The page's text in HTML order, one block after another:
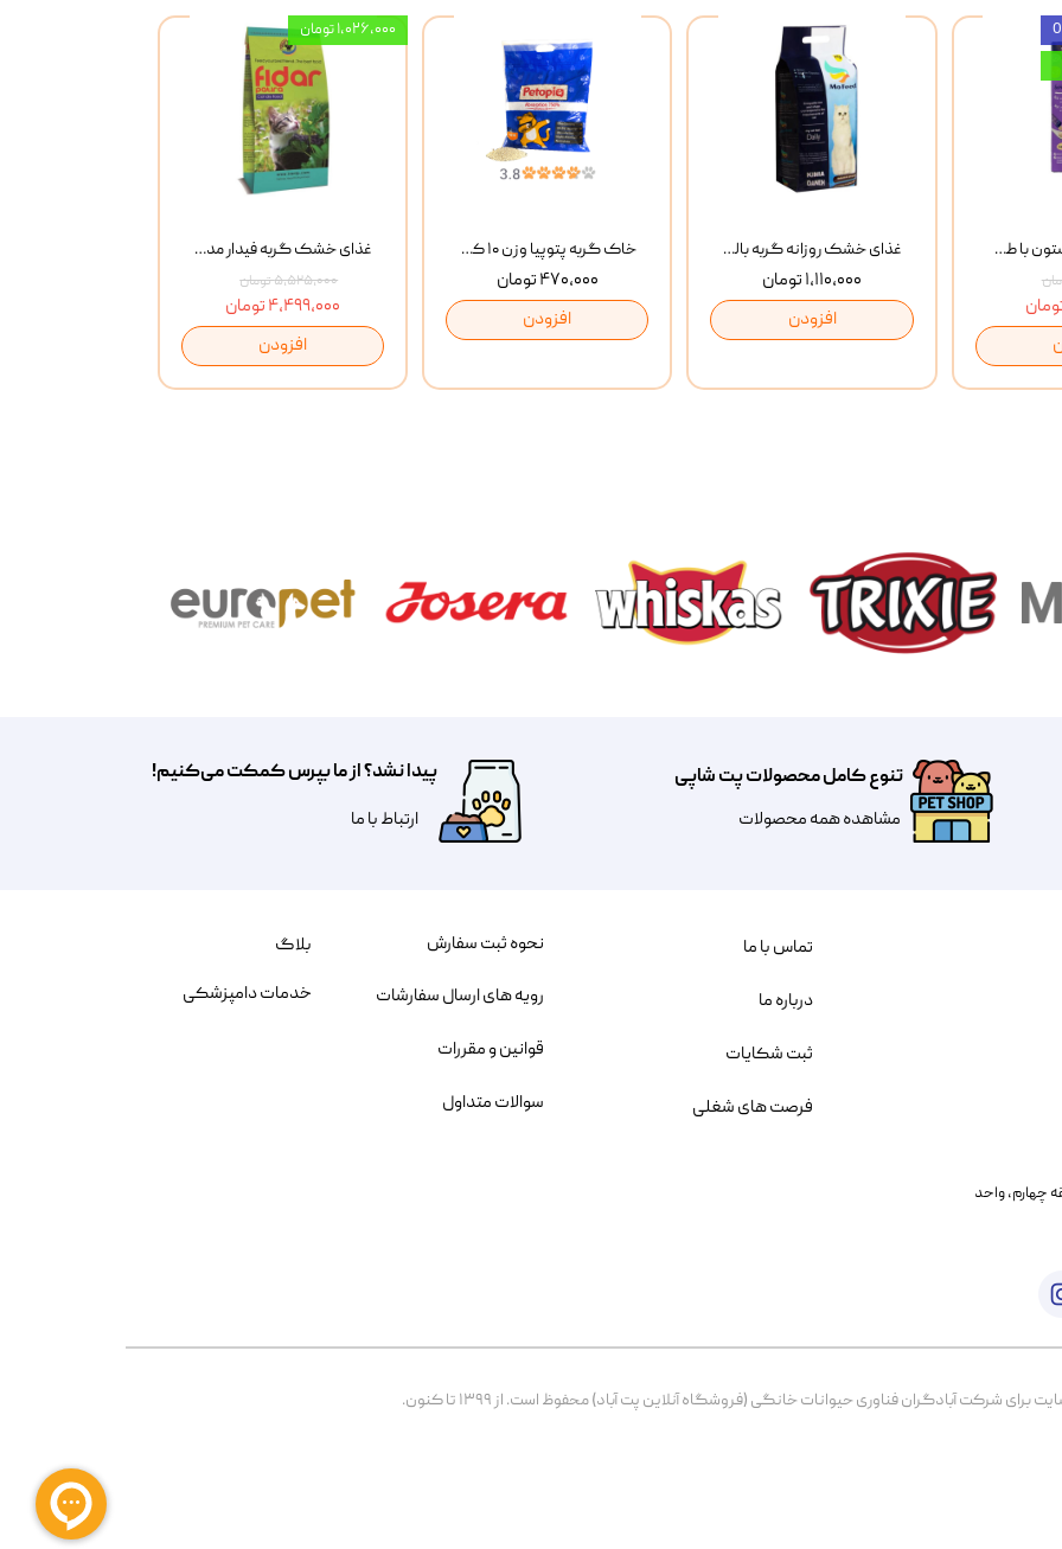
غذای خشک گربه فیدار مدل Adult وزن 10 کیلوگرم
۵,۵۲۵,۰۰۰ تومان
۴,۴۹۹,۰۰۰ تومان
افزودن
۱,۰۲۶,۰۰۰ تومان
خاک گربه پتوپیا وزن ۱۰ کیلوگرم
۴۷۰,۰۰۰ تومان
افزودن
غذای خشک روزانه گربه بالغ مفید MoFeed Adult Daily Cat Food وزن 2 کیلوگرم
۱,۱۱۰,۰۰۰ تومان
افزودن
بستنی گربه وینستون با طعم مرغ و ماهی Winstone Chicken & Fish بسته 8 عددی
تنوع کامل محصولات پت شاپی
مشاهده همه محصولات
پیدا نشد؟ از ما بپرس کمکت می‌کنیم!
​​​ارتباط با ما
خیابان بنی هاشم پلاک ۲۰۲ ، طبقه چهارم، واحد
شرکت آبادگران فناوری حیوانات خانگی (فروشگاه آنلاین پت آباد) محفوظ است. از ۱۳۹۹ تا کنون.
نحوه ثبت سفارش
رویه های ارسال سفارشات
قوانین و مقررات
سوالات متداول
تماس با ما
درباره ما
ثبت شکایات
فرصت های شغلی
بلاگ
خدمات دامپزشکی